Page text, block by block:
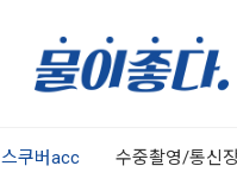
스쿠버acc 수중촬영/통신